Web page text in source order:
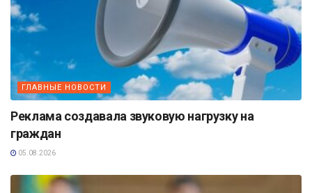
ГЛАВНЫЕ НОВОСТИ
Реклама создавала звуковую нагрузку на
граждан
05.08.2026